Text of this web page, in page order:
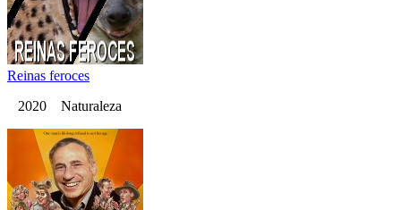
Reinas feroces
2020 Naturaleza